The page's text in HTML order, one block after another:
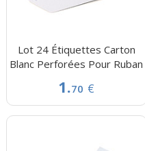
Lot 24 Étiquettes Carton
Blanc Perforées Pour Ruban
1.70 €